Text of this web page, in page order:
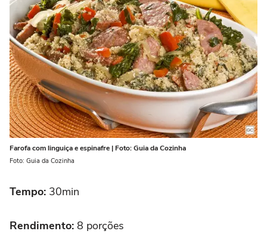
Farofa com linguiça e espinafre | Foto: Guia da Cozinha
Foto: Guia da Cozinha
Tempo: 30min
Rendimento: 8 porções